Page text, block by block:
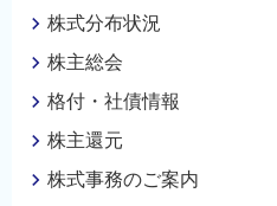
株式分布状況
株主総会
格付・社債情報
株主還元
株式事務のご案内